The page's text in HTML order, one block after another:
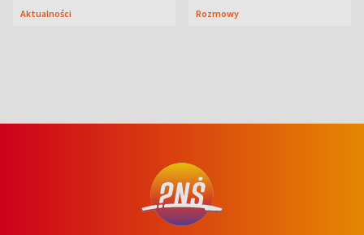
ulice
Aktualności
ją w Lublinie
Rozmowy